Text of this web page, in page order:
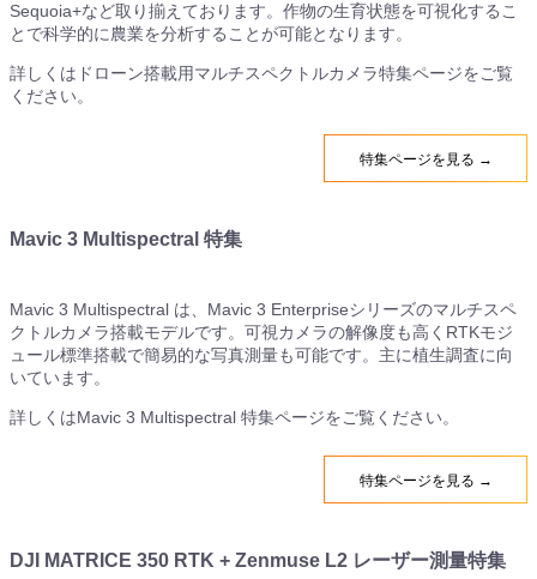
Sequoia+など取り揃えております。作物の生育状態を可視化するこ
とで科学的に農業を分析することが可能となります。
詳しくはドローン搭載用マルチスペクトルカメラ特集ページをご覧
ください。
特集ページを見る →
Mavic 3 Multispectral 特集
Mavic 3 Multispectral は、Mavic 3 Enterpriseシリーズのマルチスペ
クトルカメラ搭載モデルです。可視カメラの解像度も高くRTKモジ
ュール標準搭載で簡易的な写真測量も可能です。主に植生調査に向
いています。
詳しくはMavic 3 Multispectral 特集ページをご覧ください。
特集ページを見る →
DJI MATRICE 350 RTK + Zenmuse L2 レーザー測量特集